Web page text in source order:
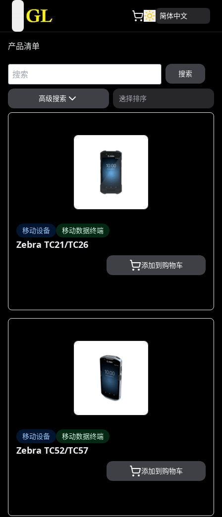
open navigation menu 简体中文
产品清单
搜索
高级搜索 选择排序
移动设备 移动数据终端
Zebra TC21/TC26
添加到购物车
移动设备 移动数据终端
Zebra TC52/TC57
添加到购物车